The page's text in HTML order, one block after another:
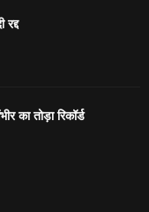
का तोड़ा रिकॉर्ड